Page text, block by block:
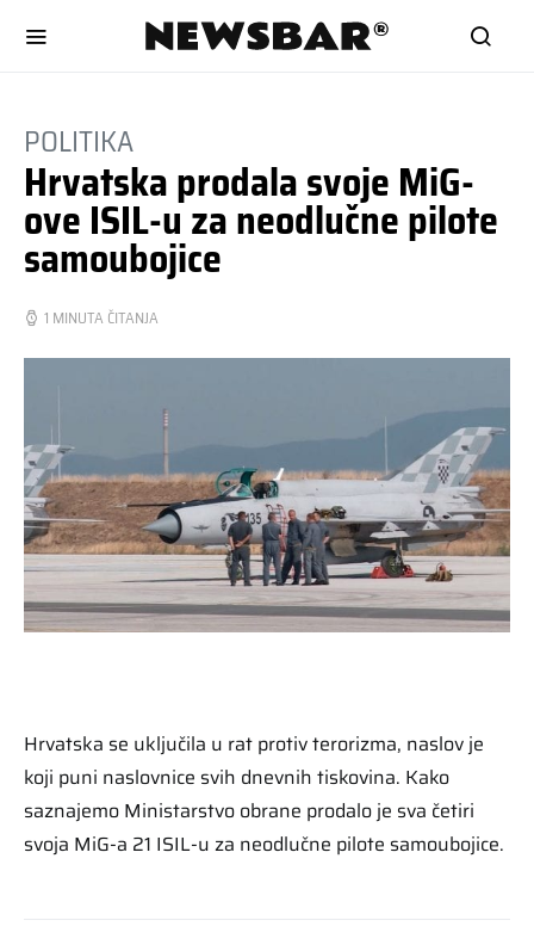
POLITIKA
Hrvatska prodala svoje MiG-
ove ISIL-u za neodlučne pilote
samoubojice
1 MINUTA ČITANJA
Hrvatska se uključila u rat protiv terorizma, naslov je
koji puni naslovnice svih dnevnih tiskovina. Kako
saznajemo Ministarstvo obrane prodalo je sva četiri
svoja MiG-a 21 ISIL-u za neodlučne pilote samoubojice.